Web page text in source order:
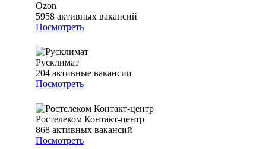
Ozon
5958 активных вакансий
Посмотреть
Русклимат
204 активные вакансии
Посмотреть
Ростелеком Контакт-центр
868 активных вакансий
Посмотреть